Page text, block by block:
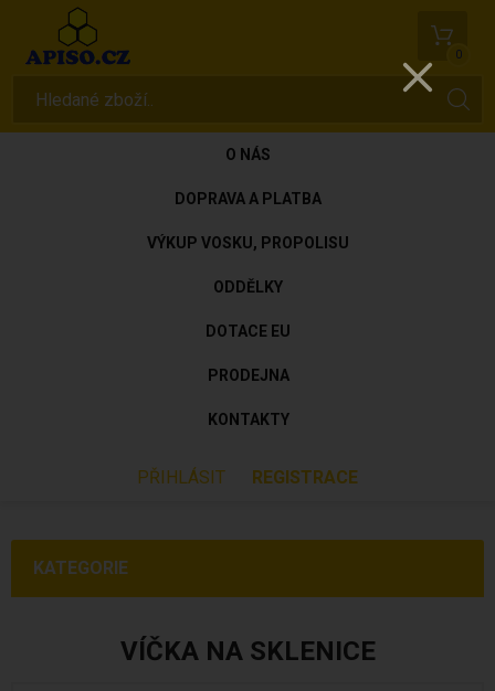
0
O NÁS
DOPRAVA A PLATBA
VÝKUP VOSKU, PROPOLISU
ODDĚLKY
DOTACE EU
PRODEJNA
KONTAKTY
PŘIHLÁSIT REGISTRACE
KATEGORIE
VÍČKA NA SKLENICE